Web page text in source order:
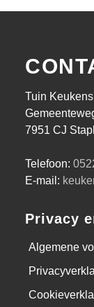
Tuin Keukens
7951 CJ
Telefoon:
E-mail:
Privacy
Algemene